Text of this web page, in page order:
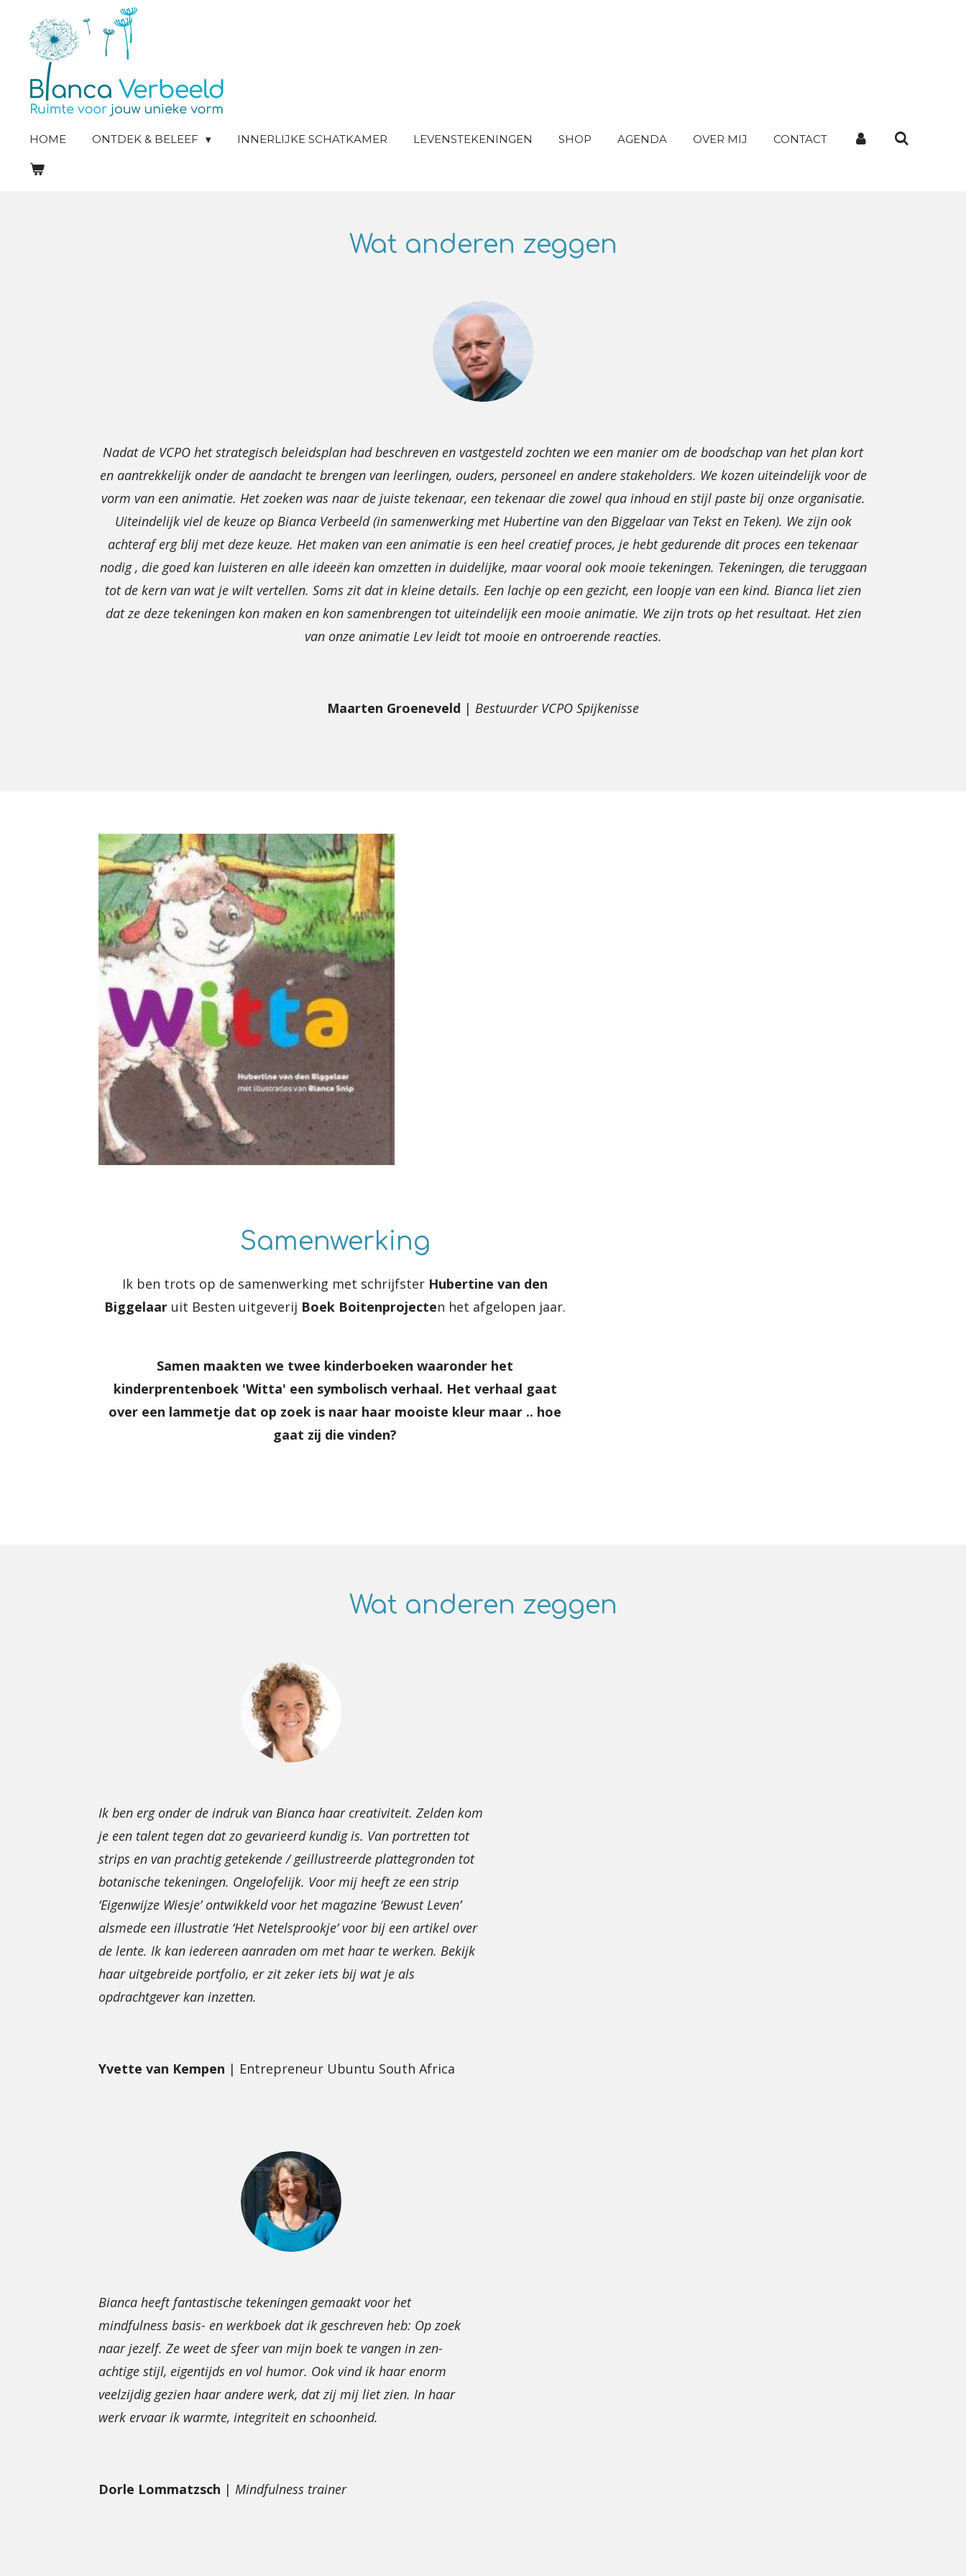
direct
hoofdinhoud
HOME ONTDEK & BELEEF INNERLIJKE SCHATKAMER LEVENSTEKENINGEN SHOP AGENDA OVER MIJ CONTACT
Wat anderen zeggen
Nadat de VCPO het strategisch beleidsplan had beschreven en vastgesteld zochten we een manier om de boodschap van het plan kort
en aantrekkelijk onder de aandacht te brengen van leerlingen, ouders, personeel en andere stakeholders. We kozen uiteindelijk voor de
vorm van een animatie. Het zoeken was naar de juiste tekenaar, een tekenaar die zowel qua inhoud en stijl paste bij onze organisatie.
Uiteindelijk viel de keuze op Bianca Verbeeld (in samenwerking met Hubertine van den Biggelaar van Tekst en Teken). We zijn ook
achteraf erg blij met deze keuze. Het maken van een animatie is een heel creatief proces, je hebt gedurende dit proces een tekenaar
nodig , die goed kan luisteren en alle ideeën kan omzetten in duidelijke, maar vooral ook mooie tekeningen. Tekeningen, die teruggaan
tot de kern van wat je wilt vertellen. Soms zit dat in kleine details. Een lachje op een gezicht, een loopje van een kind. Bianca liet zien
dat ze deze tekeningen kon maken en kon samenbrengen tot uiteindelijk een mooie animatie. We zijn trots op het resultaat. Het zien
van onze animatie Lev leidt tot mooie en ontroerende reacties.
Maarten Groeneveld | Bestuurder VCPO Spijkenisse
Samenwerking
Ik ben trots op de samenwerking met schrijfster Hubertine van den
Biggelaar uit Besten uitgeverij Boek Boitenprojecten het afgelopen jaar.
Samen maakten we twee kinderboeken waaronder het
kinderprentenboek 'Witta' een symbolisch verhaal. Het verhaal gaat
over een lammetje dat op zoek is naar haar mooiste kleur maar .. hoe
gaat zij die vinden?
Wat anderen zeggen
Ik ben erg onder de indruk van Bianca haar creativiteit. Zelden kom
je een talent tegen dat zo gevarieerd kundig is. Van portretten tot
strips en van prachtig getekende / geillustreerde plattegronden tot
botanische tekeningen. Ongelofelijk. Voor mij heeft ze een strip
‘Eigenwijze Wiesje’ ontwikkeld voor het magazine ‘Bewust Leven’
alsmede een illustratie ‘Het Netelsprookje’ voor bij een artikel over
de lente. Ik kan iedereen aanraden om met haar te werken. Bekijk
haar uitgebreide portfolio, er zit zeker iets bij wat je als
opdrachtgever kan inzetten.
Yvette van Kempen | Entrepreneur Ubuntu South Africa
Bianca heeft fantastische tekeningen gemaakt voor het
mindfulness basis- en werkboek dat ik geschreven heb: Op zoek
naar jezelf. Ze weet de sfeer van mijn boek te vangen in zen-
achtige stijl, eigentijds en vol humor. Ook vind ik haar enorm
veelzijdig gezien haar andere werk, dat zij mij liet zien. In haar
werk ervaar ik warmte, integriteit en schoonheid.
Dorle Lommatzsch | Mindfulness trainer